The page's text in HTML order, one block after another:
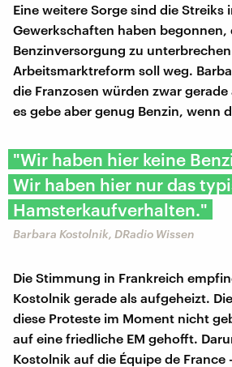
Eine weitere Sorge sind die Streiks
Gewerkschaften haben begonnen,
Benzinversorgung zu
Arbeitsmarktreform soll weg.
die Franzosen würden zwar gerade
es gebe aber genug Benzin, wenn
"Wir haben hier keine
Wir haben hier nur das
Hamsterkaufverhalten."
Barbara Kostolnik, DRadio Wissen
Die Stimmung in Frankreich
Kostolnik gerade als aufgeheizt.
diese Proteste im Moment nicht
auf eine friedliche EM gehofft.
Kostolnik auf die Équipe de France